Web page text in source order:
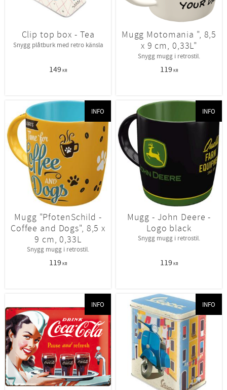
Clip top box - Tea
Snygg plåtburk med retro känsla
149KR
Mugg Motomania ", 8,5
x 9 cm, 0,33L"
Snygg mugg i retrostil.
119KR
Mugg "PfotenSchild -
Coffee and Dogs", 8,5 x
9 cm, 0,33L
Snygg mugg i retrostil.
119KR
INFO
Mugg - John Deere -
Logo black
Snygg mugg i retrostil.
119KR
INFO
INFO INFO